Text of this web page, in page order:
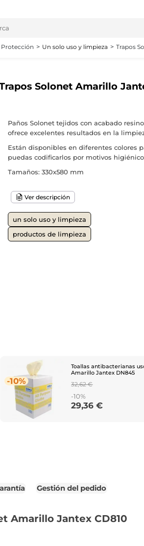
Protección Un solo uso y limpieza Trapos
Solonet Amarillo
Paños Solonet tejidos con acabado
ofrece excelentes resultados en la
Están disponibles en diferentes colores
puedas codificarlos por motivos
Tamaños: 330x580 mm
Ver descripción
un solo uso y limpieza
productos de limpieza
-10%
Toallas antibacterianas
Amarillo Jantex DN845
Regular
price
32,62 €
-10%
Price
29,36 €
Gestión del pedido
Amarillo Jantex CD810